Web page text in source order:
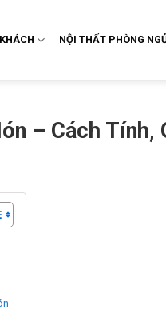
NỘI THẤT PHÒNG
– Cách Tính,